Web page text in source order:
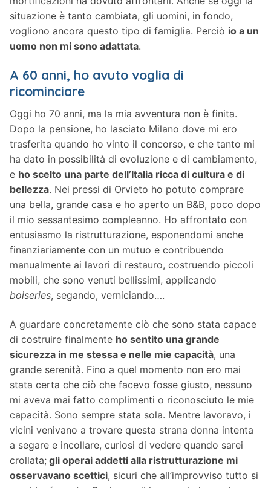
situazione è tanto cambiata, gli uomini, in fondo,
vogliono ancora questo tipo di famiglia. Perciò io a un
uomo non mi sono adattata.
A 60 anni, ho avuto voglia di
ricominciare
Oggi ho 70 anni, ma la mia avventura non è finita.
Dopo la pensione, ho lasciato Milano dove mi ero
trasferita quando ho vinto il concorso, e che tanto mi
ha dato in possibilità di evoluzione e di cambiamento,
e ho scelto una parte dell’Italia ricca di cultura e di
bellezza. Nei pressi di Orvieto ho potuto comprare
una bella, grande casa e ho aperto un B&B, poco dopo
il mio sessantesimo compleanno. Ho affrontato con
entusiasmo la ristrutturazione, esponendomi anche
finanziariamente con un mutuo e contribuendo
manualmente ai lavori di restauro, costruendo piccoli
mobili, che sono venuti bellissimi, applicando
boiseries, segando, verniciando….
A guardare concretamente ciò che sono stata capace
di costruire finalmente ho sentito una grande
sicurezza in me stessa e nelle mie capacità, una
grande serenità. Fino a quel momento non ero mai
stata certa che ciò che facevo fosse giusto, nessuno
mi aveva mai fatto complimenti o riconosciuto le mie
capacità. Sono sempre stata sola. Mentre lavoravo, i
vicini venivano a trovare questa strana donna intenta
a segare e incollare, curiosi di vedere quando sarei
crollata; gli operai addetti alla ristrutturazione mi
osservavano scettici, sicuri che all’improvviso tutto si